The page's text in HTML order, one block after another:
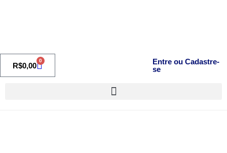
R$0,00
0
Entre ou Cadastre-
se